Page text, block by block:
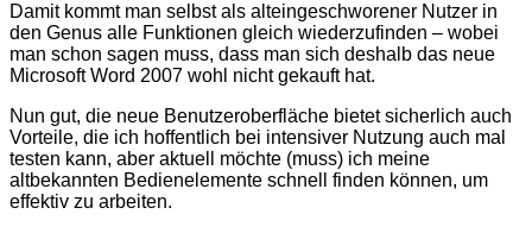
Damit kommt man selbst als alteingeschworener Nutzer in
den Genus alle Funktionen gleich wiederzufinden – wobei
man schon sagen muss, dass man sich deshalb das neue
Microsoft Word 2007 wohl nicht gekauft hat.
Nun gut, die neue Benutzeroberfläche bietet sicherlich auch
Vorteile, die ich hoffentlich bei intensiver Nutzung auch mal
testen kann, aber aktuell möchte (muss) ich meine
altbekannten Bedienelemente schnell finden können, um
effektiv zu arbeiten.